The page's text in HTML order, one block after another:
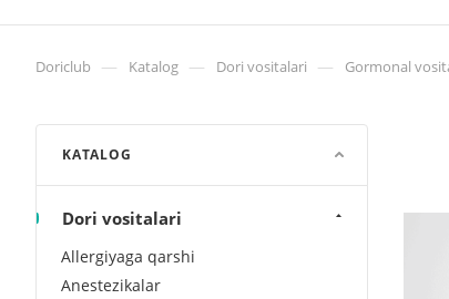
Doriclub — Katalog — Dori vositalari — Gormonal
KATALOG
Dori vositalari
Allergiyaga qarshi
Anestezikalar